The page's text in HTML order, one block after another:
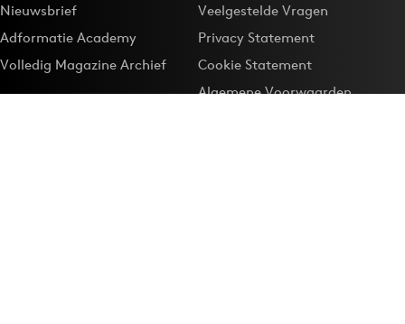
Nieuwsbrief
Adformatie Academy
Volledig Magazine Archief
Veelgestelde Vragen
Privacy Statement
Cookie Statement
Algemene Voorwaarden